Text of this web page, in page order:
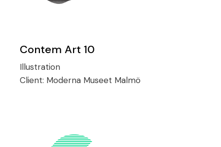
Contem Art 10
Illustration
Client: Moderna Museet Malmö